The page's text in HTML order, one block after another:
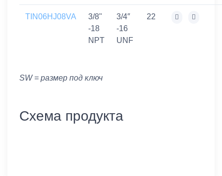
TIN06HJ08VA
3/8"
-18
NPT
3/4″
-16
UNF
22
SW = размер под ключ
Схема продукта